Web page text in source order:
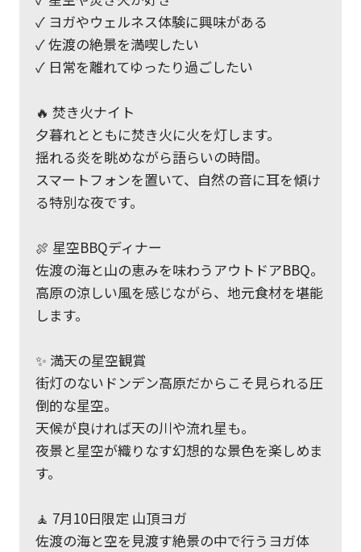
✓ ヨガやウェルネス体験に興味がある
✓ 佐渡の絶景を満喫したい
✓ 日常を離れてゆったり過ごしたい
🔥 焚き火ナイト
夕暮れとともに焚き火に火を灯します。
揺れる炎を眺めながら語らいの時間。
スマートフォンを置いて、自然の音に耳を傾け
る特別な夜です。
🍖 星空BBQディナー
佐渡の海と山の恵みを味わうアウトドアBBQ。
高原の涼しい風を感じながら、地元食材を堪能
します。
✨ 満天の星空観賞
街灯のないドンデン高原だからこそ見られる圧
倒的な星空。
天候が良ければ天の川や流れ星も。
夜景と星空が織りなす幻想的な景色を楽しめま
す。
🧘 7月10日限定 山頂ヨガ
佐渡の海と空を見渡す絶景の中で行うヨガ体